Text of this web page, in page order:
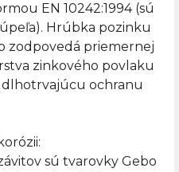
EN 10242:1994 (sú
Hrúbka pozinku
zodpovedá priemernej
zinkového povlaku
ochranu
sú tvarovky Gebo